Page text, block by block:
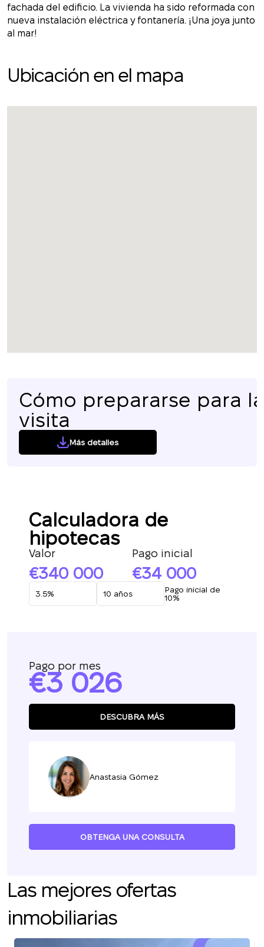
fachada del edificio. La vivienda ha sido reformada con
nueva instalación eléctrica y fontanería. ¡Una joya junto
al mar!
Ubicación en el mapa
Cómo prepararse para la
visita
Más detalles
Calculadora de
hipotecas
Valor
340 000
Pago inicial
34 000
Pago inicial de
10%
Pago por mes
3 026
DESCUBRA MÁS
Anastasia Gómez
OBTENGA UNA CONSULTA
Las mejores ofertas
inmobiliarias